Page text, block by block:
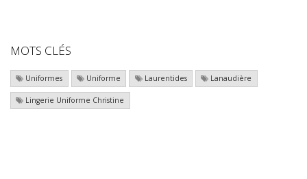
MOTS CLÉS
Uniformes Uniforme Laurentides Lanaudière
Lingerie Uniforme Christine